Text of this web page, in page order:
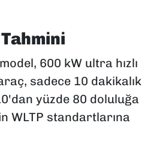
600 kW ultra hızlı
sadece 10 dakikalık
yüzde 80 doluluğa
WLTP standartlarına